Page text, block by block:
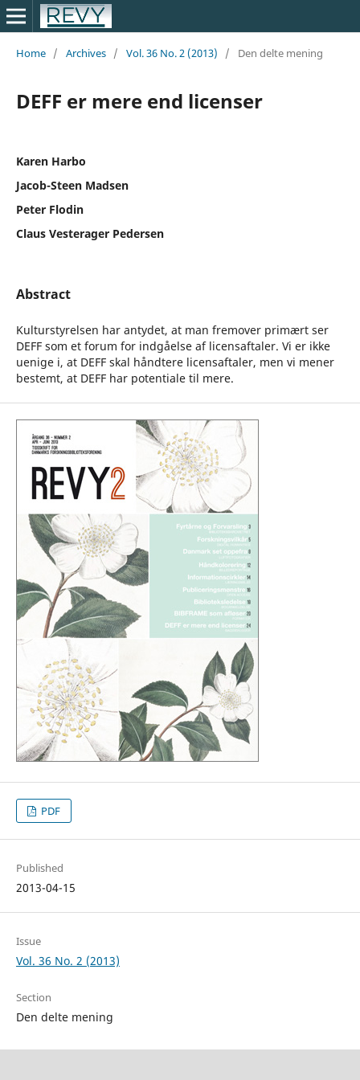
Home / Archives / Vol. 36 No. 2 (2013) / Den delte mening
DEFF er mere end licenser
Karen Harbo
Jacob-Steen Madsen
Peter Flodin
Claus Vesterager Pedersen
Abstract
Kulturstyrelsen har antydet, at man fremover primært ser
DEFF som et forum for indgåelse af licensaftaler. Vi er ikke
uenige i, at DEFF skal håndtere licensaftaler, men vi mener
bestemt, at DEFF har potentiale til mere.
PDF
Published
2013-04-15
Issue
Vol. 36 No. 2 (2013)
Section
Den delte mening